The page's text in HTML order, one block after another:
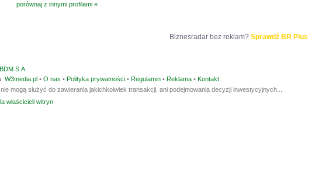
porównaj z innymi profilami »
Biznesradar bez reklam? Sprawdź BR Plus
S.A.
W3media.pl • O nas • Polityka prywatności • Regulamin • Reklama • Kontakt
mogą służyć do zawierania jakichkolwiek transakcji, ani podejmowania decyzji inwestycyjnych...
właścicieli witryn